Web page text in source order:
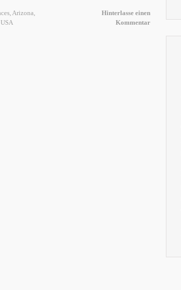
,Arizona,
USA
Hinterlasse einen
Kommentar